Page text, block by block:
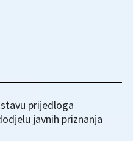
prijedloga
javnih priznanja